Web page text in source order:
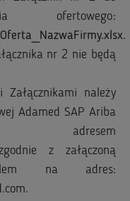
ofertowego:
.
nr 2 nie będą
należy
Adamed SAP Ariba
adresem
z załączoną
na adres: